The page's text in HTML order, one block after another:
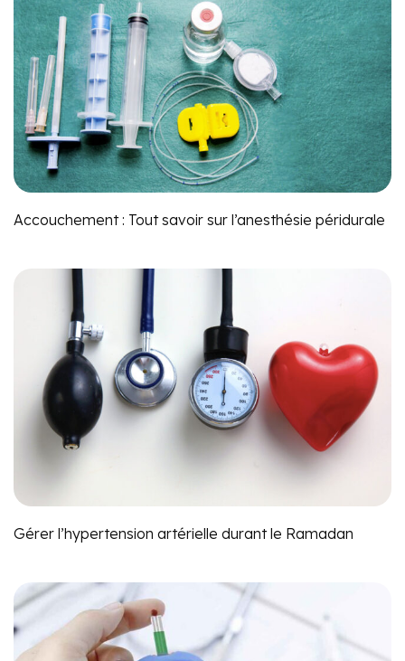
Accouchement : Tout savoir sur l’anesthésie péridurale
Gérer l’hypertension artérielle durant le Ramadan